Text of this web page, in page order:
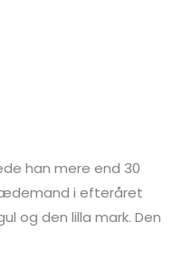
han mere end 30
i efteråret
og den lilla mark. Den